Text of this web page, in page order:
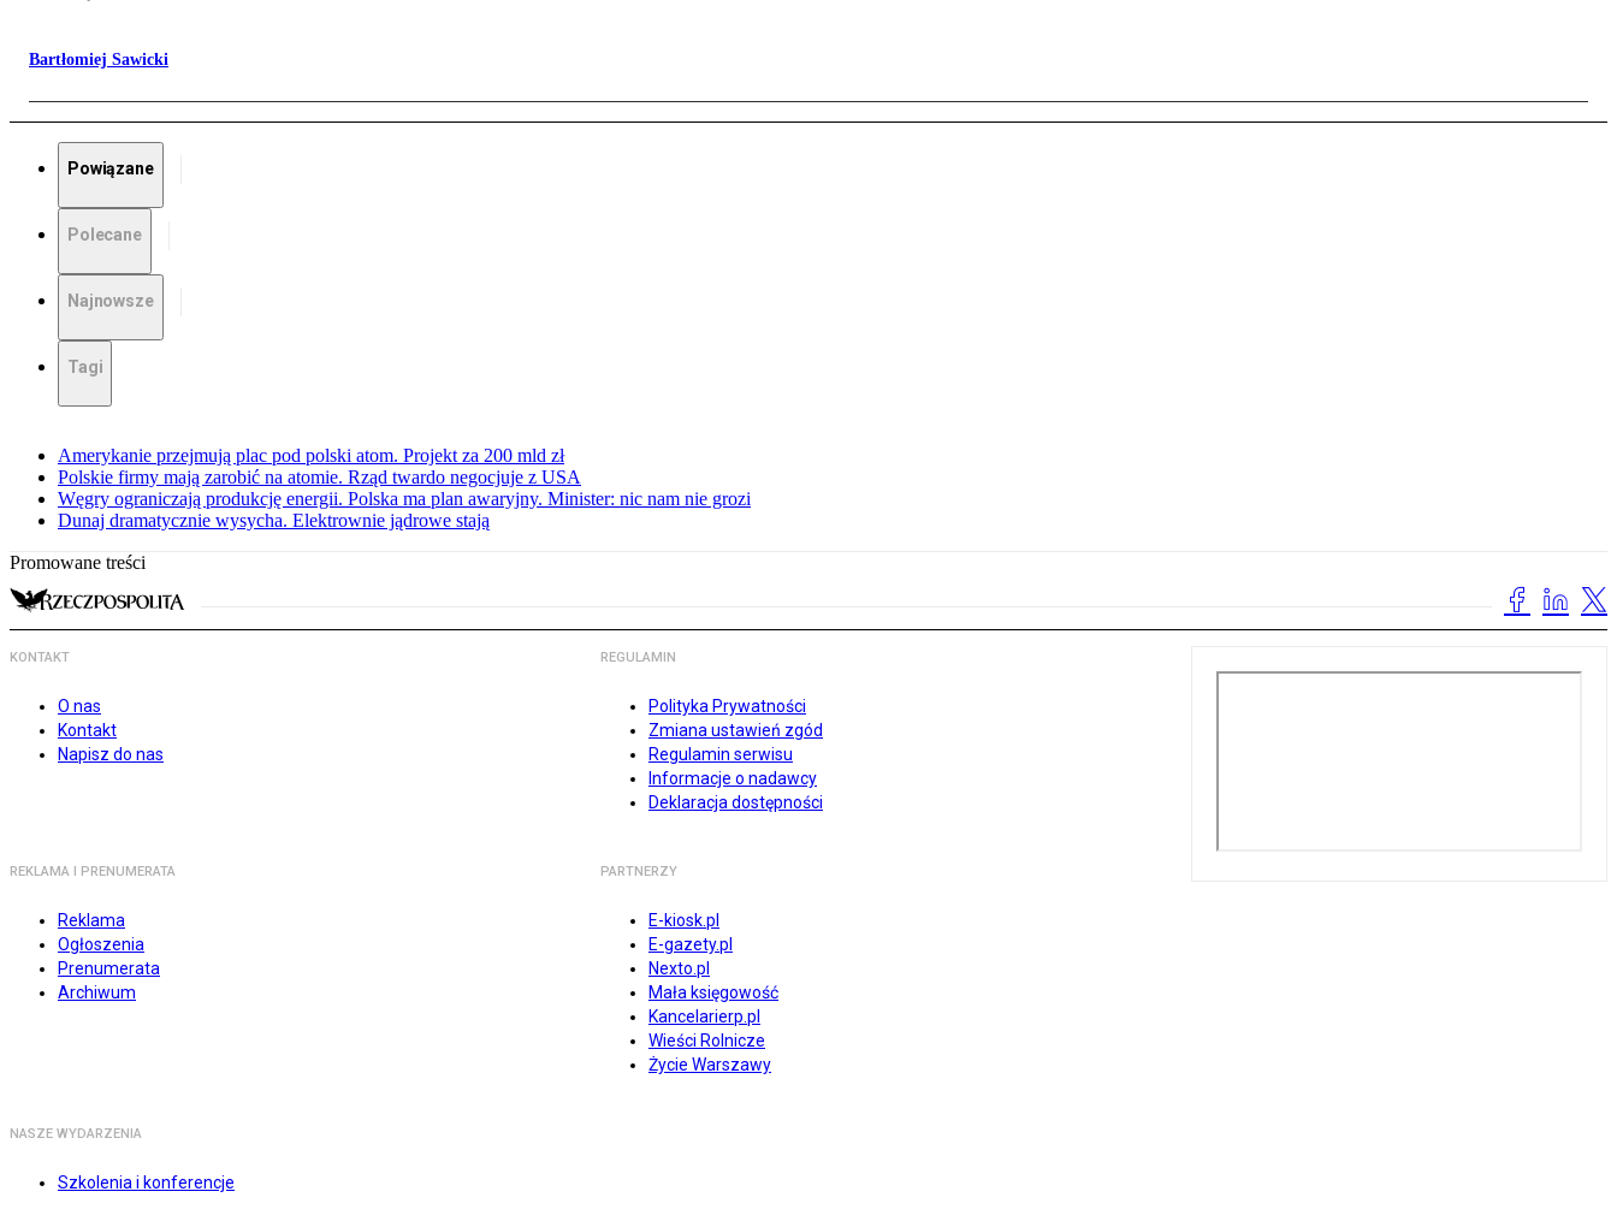
Bartłomiej Sawicki
Powiązane
Polecane
Najnowsze
Tagi
Amerykanie przejmują plac pod polski atom. Projekt za 200 mld zł
Polskie firmy mają zarobić na atomie. Rząd twardo negocjuje z USA
Węgry ograniczają produkcję energii. Polska ma plan awaryjny. Minister: nic nam nie grozi
Dunaj dramatycznie wysycha. Elektrownie jądrowe stają
Promowane treści
KONTAKT
O nas
Kontakt
Napisz do nas
REGULAMIN
Polityka Prywatności
Zmiana ustawień zgód
Regulamin serwisu
Informacje o nadawcy
Deklaracja dostępności
REKLAMA I PRENUMERATA
Reklama
Ogłoszenia
Prenumerata
Archiwum
PARTNERZY
E-kiosk.pl
E-gazety.pl
Nexto.pl
Mała księgowość
Kancelarierp.pl
Wieści Rolnicze
Życie Warszawy
NASZE WYDARZENIA
Szkolenia i konferencje